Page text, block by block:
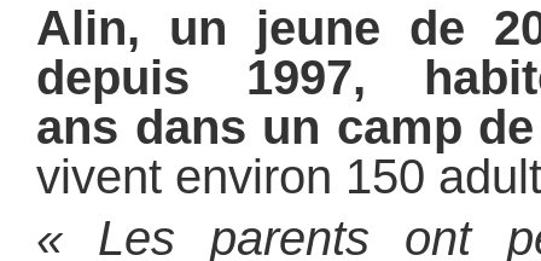
Alin, un jeune de
depuis 1997,
ans dans un camp
vivent environ 150
« Les parents ont